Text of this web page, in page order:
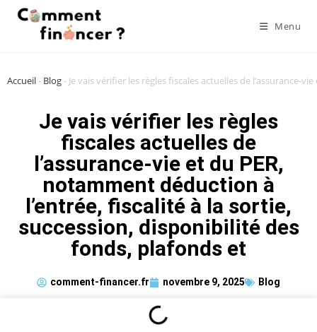
Menu
Accueil- Blog- Je vais vérifier les règles fiscales actuelles de
Je vais vérifier les règles
fiscales actuelles de
l’assurance-vie et du PER,
notamment déduction à
l’entrée, fiscalité à la sortie,
succession, disponibilité des
fonds, plafonds et
comment-financer.fr novembre 9, 2025 Blog